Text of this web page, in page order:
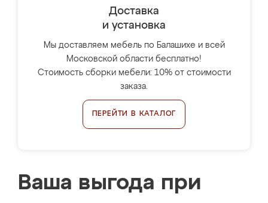
Доставка
и установка
Мы доставляем мебель по Балашихе и всей
Московской области бесплатно!
Стоимость сборки мебели: 10% от стоимости
заказа.
ПЕРЕЙТИ В КАТАЛОГ
Ваша выгода при